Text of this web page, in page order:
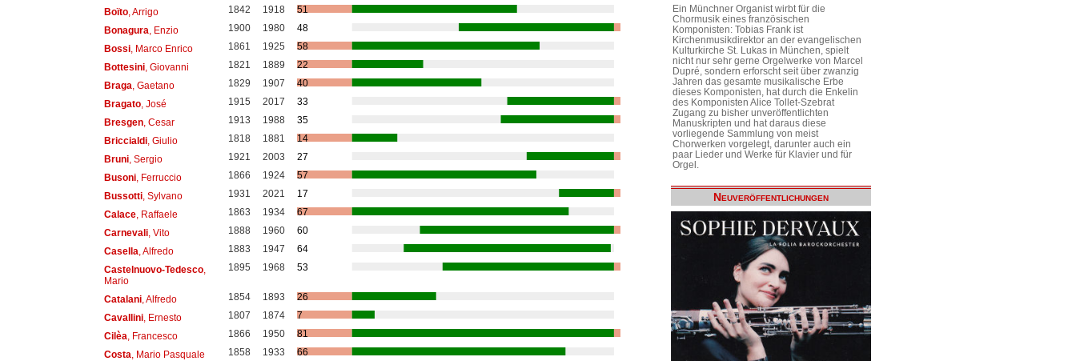
Boïto, Arrigo 1842 1918
51
Bonagura , Enzio 1900 1980
48
Bossi, Marco Enrico 1861 1925
58
Bottesini, Giovanni 1821 1889
22
Braga , Gaetano 1829 1907
40
Bragato, José 1915 2017
33
Bresgen, Cesar 1913 1988
35
Briccialdi, Giulio 1818 1881
14
Bruni, Sergio 1921 2003
27
Busoni, Ferruccio 1866 1924
57
Bussotti, Sylvano 1931 2021
17
Calace, Raffaele 1863 1934
67
Carnevali, Vito 1888 1960
60
Casella , Alfredo 1883 1947
64
Castelnuovo-Tedesco,
Mario
1895 1968 53
Catalani, Alfredo 1854 1893
26
Cavallini, Ernesto 1807 1874
7
Cilèa , Francesco 1866 1950
81
Costa , Mario Pasquale 1858 1933
66
Ein Münchner Organist wirbt für die
Chormusik eines französischen
Komponisten: Tobias Frank ist
Kirchenmusikdirektor an der evangelischen
Kulturkirche St. Lukas in München, spielt
nicht nur sehr gerne Orgelwerke von Marcel
Dupré, sondern erforscht seit über zwanzig
Jahren das gesamte musikalische Erbe
dieses Komponisten, hat durch die Enkelin
des Komponisten Alice Tollet-Szebrat
Zugang zu bisher unveröffentlichten
Manuskripten und hat daraus diese
vorliegende Sammlung von meist
Chorwerken vorgelegt, darunter auch ein
paar Lieder und Werke für Klavier und für
Orgel.
Neuveröffentlichungen